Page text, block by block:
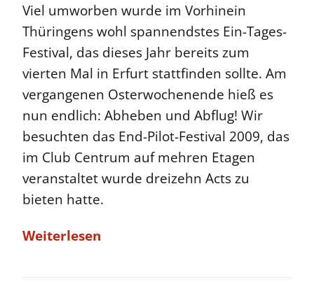
Viel umworben wurde im Vorhinein
Thüringens wohl spannendstes Ein-Tages-
Festival, das dieses Jahr bereits zum
vierten Mal in Erfurt stattfinden sollte. Am
vergangenen Osterwochenende hieß es
nun endlich: Abheben und Abflug! Wir
besuchten das End-Pilot-Festival 2009, das
im Club Centrum auf mehren Etagen
veranstaltet wurde dreizehn Acts zu
bieten hatte.
Weiterlesen